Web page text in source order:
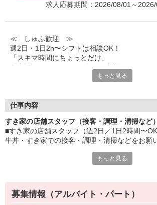
求人応募期間：2026/08/01～2026/
≪ しゅふ歓迎 ≫
週2日・1日2h〜シフトは相談OK！
「スキマ時間にちょっとだけ」
など、自分らしく活躍できますよ。
■髪型・髪色自由
■給与前払い可
急な出費も安心♪
■社員登用あり
将来を考えている方は必見です。
与兵衛、オリーブの丘、焼肉いちばんなどを
ョーグループ！
その中のひとつ『すき家』でお仕事しませんか
もっと見る
仕事内容
すき家の店舗スタッフ（接客・調理・清掃など）
■すき家の店舗スタッフ（週2日／1日2時間〜OK
牛丼・すき家での接客・調理・清掃などをお願
あなたの笑顔で！
すばやく提供！
もっと見る
募集情報（アルバイト・パート）